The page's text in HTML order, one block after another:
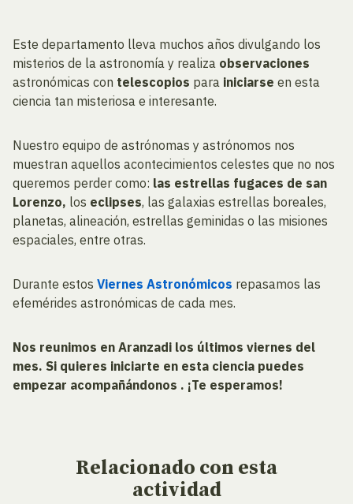
Este departamento lleva muchos años divulgando los
misterios de la astronomía y realiza observaciones
astronómicas con telescopios para iniciarse en esta
ciencia tan misteriosa e interesante.
Nuestro equipo de astrónomas y astrónomos nos
muestran aquellos acontecimientos celestes que no nos
queremos perder como: las estrellas fugaces de san
Lorenzo, los eclipses, las galaxias estrellas boreales,
planetas, alineación, estrellas geminidas o las misiones
espaciales, entre otras.
Durante estos Viernes Astronómicos repasamos las
efemérides astronómicas de cada mes.
Nos reunimos en Aranzadi los últimos viernes del
mes. Si quieres iniciarte en esta ciencia puedes
empezar acompañándonos . ¡Te esperamos!
Relacionado con esta
actividad